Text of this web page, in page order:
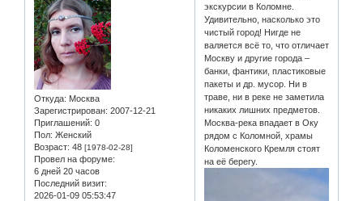
Откуда: Москва
Зарегистрирован: 2007-12-21
Приглашений: 0
Пол: Женский
Возраст: 48 [1978-02-28]
Провел на форуме:
6 дней 20 часов
Последний визит:
2026-01-09 05:53:47
экскурсии в Коломне.
Удивительно, насколько это
чистый город! Нигде не
валяется всё то, что отличает
Москву и другие города –
банки, фантики, пластиковые
пакеты и др. мусор. Ни в
траве, ни в реке не заметила
никаких лишних предметов.
Москва-река впадает в Оку
рядом с Коломной, храмы
Коломенского Кремля стоят
на её берегу.